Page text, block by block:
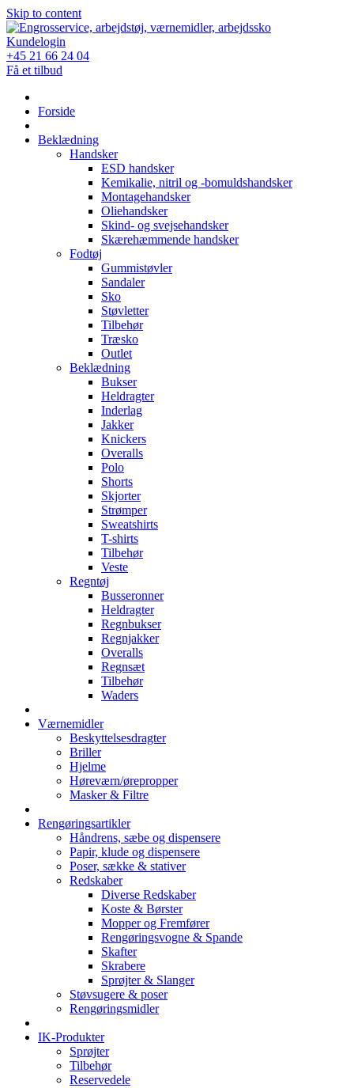
Skip to content
Kundelogin
+45 21 66 24 04
Få et tilbud
Forside
Beklædning
Handsker
ESD handsker
Kemikalie, nitril og -bomuldshandsker
Montagehandsker
Oliehandsker
Skind- og svejsehandsker
Skærehæmmende handsker
Fodtøj
Gummistøvler
Sandaler
Sko
Støvletter
Tilbehør
Træsko
Outlet
Beklædning
Bukser
Heldragter
Inderlag
Jakker
Knickers
Overalls
Polo
Shorts
Skjorter
Strømper
Sweatshirts
T-shirts
Tilbehør
Veste
Regntøj
Busseronner
Heldragter
Regnbukser
Regnjakker
Overalls
Regnsæt
Tilbehør
Waders
Værnemidler
Beskyttelsesdragter
Briller
Hjelme
Høreværn/ørepropper
Masker & Filtre
Rengøringsartikler
Håndrens, sæbe og dispensere
Papir, klude og dispensere
Poser, sække & stativer
Redskaber
Diverse Redskaber
Koste & Børster
Mopper og Fremfører
Rengøringsvogne & Spande
Skafter
Skrabere
Sprøjter & Slanger
Støvsugere & poser
Rengøringsmidler
IK-Produkter
Sprøjter
Tilbehør
Reservedele